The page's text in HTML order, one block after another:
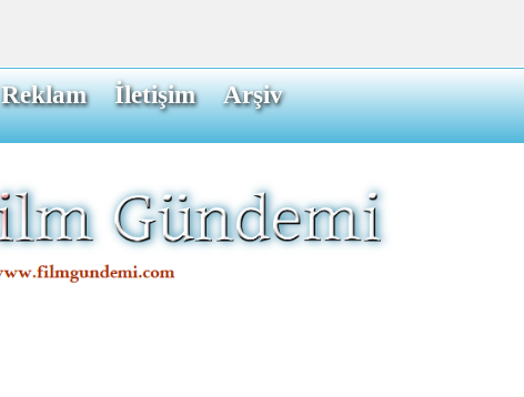
Reklam İletişim Arşiv